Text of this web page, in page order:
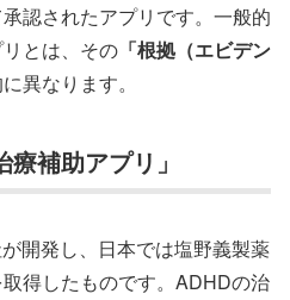
認されたアプリです。一般的
とは、その 「根拠（エビデン
異なります。
補助アプリ」
開発し、日本では塩野義製薬
得したものです。ADHDの治